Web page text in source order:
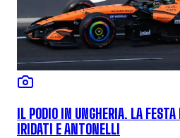
IL PODIO IN UNGHERIA. LA FESTA
IRIDATI E ANTONELLI